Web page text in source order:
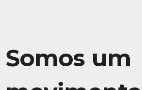
Somos um